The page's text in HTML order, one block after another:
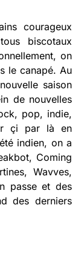
courageux
biscotaux
on
le canapé. Au
saison
de nouvelles
pop, indie,
çi par là en
indien, on a
Coming
Wavves,
passe et des
des derniers